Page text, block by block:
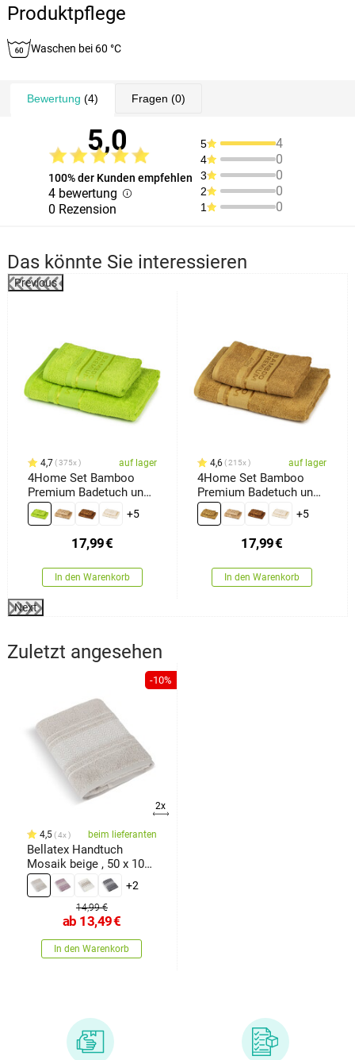
Produktpflege
Waschen bei 60 °C
Bewertung (4) Fragen (0)
5,0
100% der Kunden empfehlen
4 bewertung
0 Rezension
5 4
4 0
3 0
2 0
1 0
Das könnte Sie interessieren
Previous
4,7 375x auf lager
4Home Set Bamboo
Premium Badetuch und
Handtuch Grün, 70 x 140
cm, 50 x 100 cm
+5
17,99€
In den Warenkorb
4,6 215x auf lager
4Home Set Bamboo
Premium Badetuch und
Handtuch Hellbraun, 70
x 140 cm, 50 x 100 cm
+5
17,99€
In den Warenkorb
Next
Zuletzt angesehen
-10%
2x
4,5 4x beim lieferanten
Bellatex Handtuch
Mosaik beige , 50 x 100
cm
+2
14,99 €
ab 13,49€
In den Warenkorb